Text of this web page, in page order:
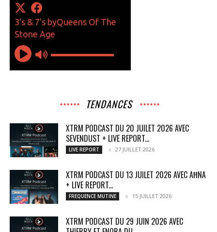
TENDANCES
XTRM PODCAST DU 20 JUILET 2026 AVEC
SEVENDUST + LIVE REPORT...
LIVE REPORT 27 JUILLET 2026
XTRM PODCAST DU 13 JUILET 2026 AVEC AĦNA
+ LIVE REPORT...
FREQUENCE MUTINE 15 JUILLET 2026
XTRM PODCAST DU 29 JUIN 2026 AVEC